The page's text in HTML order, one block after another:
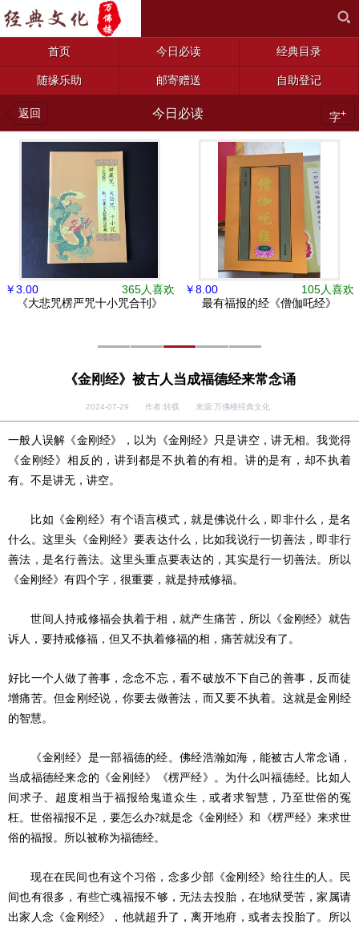
首页 今日必读 经典目录
随缘乐助 邮寄赠送 自助登记
返回 今日必读 字+
365人喜欢
￥3.00
《大悲咒楞严咒十小咒合刊》
105人喜欢
￥8.00
最有福报的经《僧伽吒经》
《金刚经》被古人当成福德经来常念诵
2024-07-29 作者:转载 来源:万佛楼经典文化
一般人误解《金刚经》，以为《金刚经》只是讲空，讲无相。我觉得
《金刚经》相反的，讲到都是不执着的有相。讲的是有，却不执着
有。不是讲无，讲空。
比如《金刚经》有个语言模式，就是佛说什么，即非什么，是名
什么。这里头《金刚经》要表达什么，比如我说行一切善法，即非行
善法，是名行善法。这里头重点要表达的，其实是行一切善法。所以
《金刚经》有四个字，很重要，就是持戒修福。
世间人持戒修福会执着于相，就产生痛苦，所以《金刚经》就告
诉人，要持戒修福，但又不执着修福的相，痛苦就没有了。
好比一个人做了善事，念念不忘，看不破放不下自己的善事，反而徒
增痛苦。但金刚经说，你要去做善法，而又要不执着。这就是金刚经
的智慧。
《金刚经》是一部福德的经。佛经浩瀚如海，能被古人常念诵，
当成福德经来念的《金刚经》《楞严经》。为什么叫福德经。比如人
间求子、超度相当于福报给鬼道众生，或者求智慧，乃至世俗的冤
枉。世俗福报不足，要怎么办?就是念《金刚经》和《楞严经》来求世
俗的福报。所以被称为福德经。
现在在民间也有这个习俗，念多少部《金刚经》给往生的人。民
间也有很多，有些亡魂福报不够，无法去投胎，在地狱受苦，家属请
出家人念《金刚经》，他就超升了，离开地府，或者去投胎了。所以